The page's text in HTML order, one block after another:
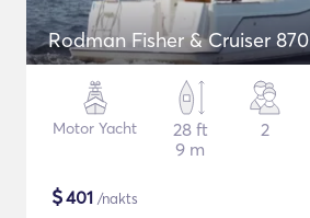
Rodman Fisher & Cruiser 870
Motor Yacht
28 ft
9 m
2
$401 /nakts